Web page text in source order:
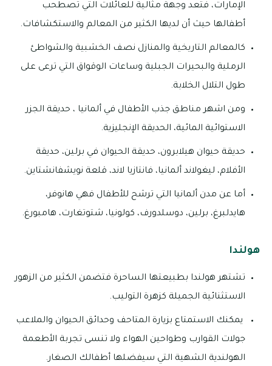
الإمارات، فتعد وجهة مثالية للعائلات التي تصطحب
أطفالها حيث أن لديها الكثير من المعالم والاستكشافات.
كالمعالم التاريخية والمنازل نصف الخشبية والشواطئ
الرملية والبحيرات الجبلية وساعات الوقواق التي ترعى على
طول التلال الخلابة.
ومن اشهر مناطق جذب الأطفال في ألمانيا ، حديقة الجزر
الاستوائية المائية، الحديقة الإنجليزية.
حديقة حيوان هيلابرون، حديقة الحيوان في برلين، حديقة
الأفلام، ليغولاند ألمانيا، فانتازيا لاند، قلعة نويشفانشتاين.
أما عن مدن ألمانيا التي ترشح للأطفال فهي هانوفر،
هايدلبرغ، برلين، دوسلدورف، كولونيا، شتوتغارت، هامبورغ.
هولندا
تشتهر هولندا بطبيعتها الساحرة فتضمن الكثير من الزهور
الاستثنائية الجميلة كزهرة التوليب.
يمكنك الاستمتاع بزيارة المتاحف وحدائق الحيوان والملاعب
جولات القوارب وطواحين الهواء ولا تنسى تجربة الأطعمة
الهولندية الشهية التي سيفضلها أطفالك الصغار.